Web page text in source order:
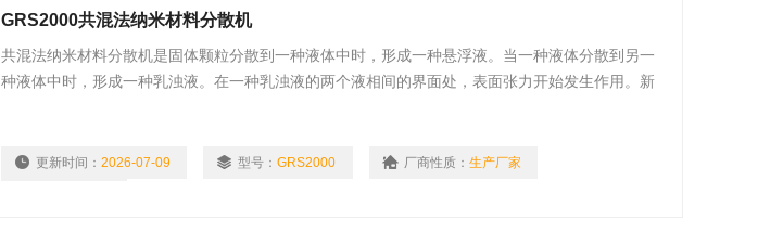
GRS2000共混法纳米材料分散机
共混法纳米材料分散机是固体颗粒分散到一种液体中时，形成一种悬浮液。当一种液体分散到另一
种液体中时，形成一种乳浊液。在一种乳浊液的两个液相间的界面处，表面张力开始发生作用。新
更新时间：2026-07-09 型号：GRS2000 厂商性质：生产厂家